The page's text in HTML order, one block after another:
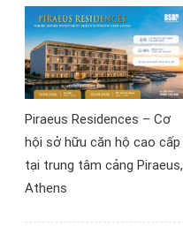
EUR, quyền cư trú toàn
cầu” do BSOP tổ chức tại
Hà Nội ngày 11/7/2026,
nhiều nhà đầu tư đã có
tiếp cận thị trường bất
động sản châu Âu.
Piraeus Residences – Cơ
hội sở hữu căn hộ cao cấp
tại trung tâm cảng Piraeus,
Athens